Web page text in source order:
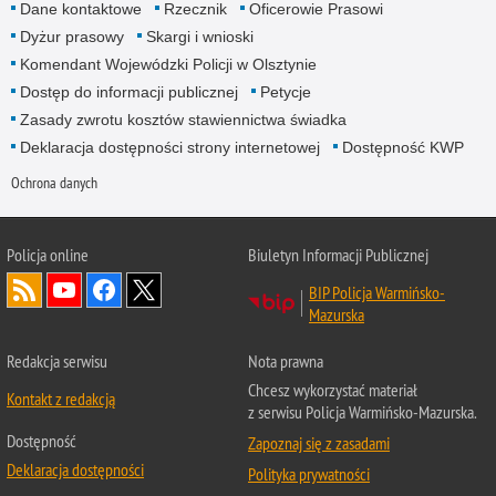
Dane kontaktowe Rzecznik
Oficerowie Prasowi
Dyżur prasowy
Skargi i wnioski
Komendant Wojewódzki Policji w Olsztynie
Dostęp do informacji publicznej
Petycje
Zasady zwrotu kosztów stawiennictwa świadka
Deklaracja dostępności strony internetowej
Dostępność KWP
Ochrona danych
Policja online
Biuletyn Informacji Publicznej
BIP Policja Warmińsko-
Mazurska
Redakcja serwisu
Kontakt z redakcją
Dostępność
Deklaracja dostępności
Nota prawna
Chcesz wykorzystać materiał
z serwisu Policja Warmińsko-Mazurska.
Zapoznaj się z zasadami
Polityka prywatności